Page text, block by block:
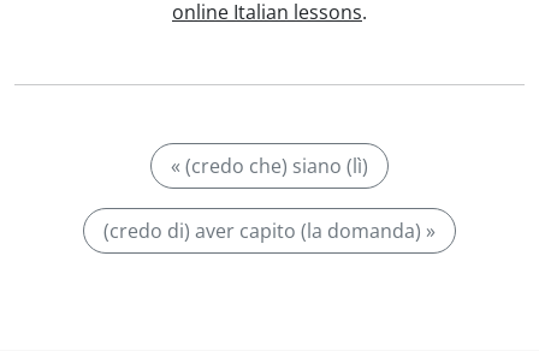
online Italian lessons.
« (credo che) siano (lì)
(credo di) aver capito (la domanda) »